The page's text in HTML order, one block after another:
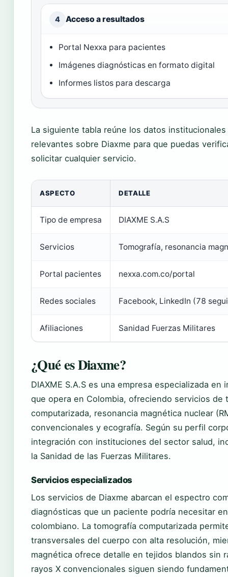
4 Acceso a resultados
Portal Nexxa para pacientes
Imágenes diagnósticas en formato digital
Informes listos para descarga
La siguiente tabla reúne los datos
relevantes sobre Diaxme para que puedas
solicitar cualquier servicio.
ASPECTO DETALLE
Tipo de empresa DIAXME S.A.S
Servicios Tomografía, resonancia
Portal pacientes nexxa.com.co/portal
Redes sociales Facebook, LinkedIn (78
Afiliaciones Sanidad Fuerzas Militares
¿Qué es Diaxme?
DIAXME S.A.S es una empresa especializada en
que opera en Colombia, ofreciendo servicios de
computarizada, resonancia magnética nuclear
convencionales y ecografía. Según su perfil
integración con instituciones del sector salud,
la Sanidad de las Fuerzas Militares.
Servicios especializados
Los servicios de Diaxme abarcan el espectro
diagnósticas que un paciente podría necesitar
colombiano. La tomografía computarizada
transversales del cuerpo con alta resolución,
magnética ofrece detalle en tejidos blandos sin
rayos X convencionales siguen siendo